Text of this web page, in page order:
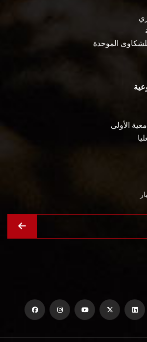
للشكاوى الموحدة
الأولى